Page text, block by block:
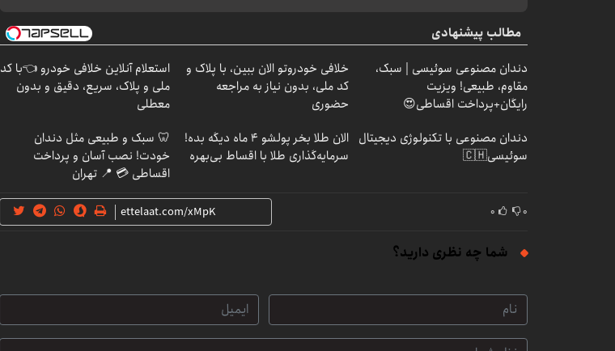
مطالب پیشنهادی
دندان مصنوعی سوئیسی | سبک،
مقاوم، طبیعی! ویزیت
رایگان+پرداخت اقساطی😍
خلافی خودروتو الان ببین، با پلاک و
کد ملی، بدون نیاز به مراجعه
حضوری
استعلام آنلاین خلافی خودرو 👈با کد
ملی و پلاک، سریع، دقیق و بدون
معطلی
دندان مصنوعی با تکنولوژی دیجیتال
سوئیسی🇨🇭
الان طلا بخر پولشو 4 ماه دیگه بده!
سرمایه‌گذاری طلا با اقساط بی‌بهره
🦷 سبک و طبیعی مثل دندان
خودت! نصب آسان و پرداخت
اقساطی 💳 📍 تهران
۰ ۰
شما چه نظری دارید؟